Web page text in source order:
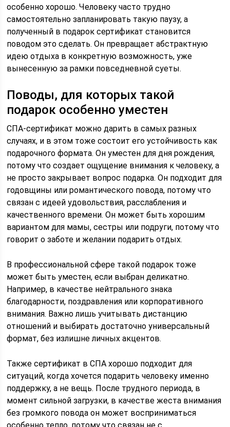
особенно хорошо. Человеку часто трудно
самостоятельно запланировать такую паузу, а
полученный в подарок сертификат становится
поводом это сделать. Он превращает абстрактную
идею отдыха в конкретную возможность, уже
вынесенную за рамки повседневной суеты.
Поводы, для которых такой
подарок особенно уместен
СПА-сертификат можно дарить в самых разных
случаях, и в этом тоже состоит его устойчивость как
подарочного формата. Он уместен для дня рождения,
потому что создает ощущение внимания к человеку, а
не просто закрывает вопрос подарка. Он подходит для
годовщины или романтического повода, потому что
связан с идеей удовольствия, расслабления и
качественного времени. Он может быть хорошим
вариантом для мамы, сестры или подруги, потому что
говорит о заботе и желании подарить отдых.
В профессиональной сфере такой подарок тоже
может быть уместен, если выбран деликатно.
Например, в качестве нейтрального знака
благодарности, поздравления или корпоративного
внимания. Важно лишь учитывать дистанцию
отношений и выбирать достаточно универсальный
формат, без излишне личных акцентов.
Также сертификат в СПА хорошо подходит для
ситуаций, когда хочется подарить человеку именно
поддержку, а не вещь. После трудного периода, в
момент сильной загрузки, в качестве жеста внимания
без громкого повода он может восприниматься